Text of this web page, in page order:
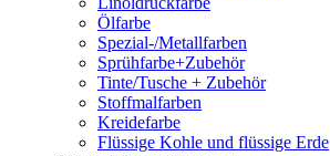
Ölfarbe
Spezial-/Metallfarben
Sprühfarbe+Zubehör
Tinte/Tusche + Zubehör
Stoffmalfarben
Kreidefarbe
Flüssige Kohle und flüssige Erde